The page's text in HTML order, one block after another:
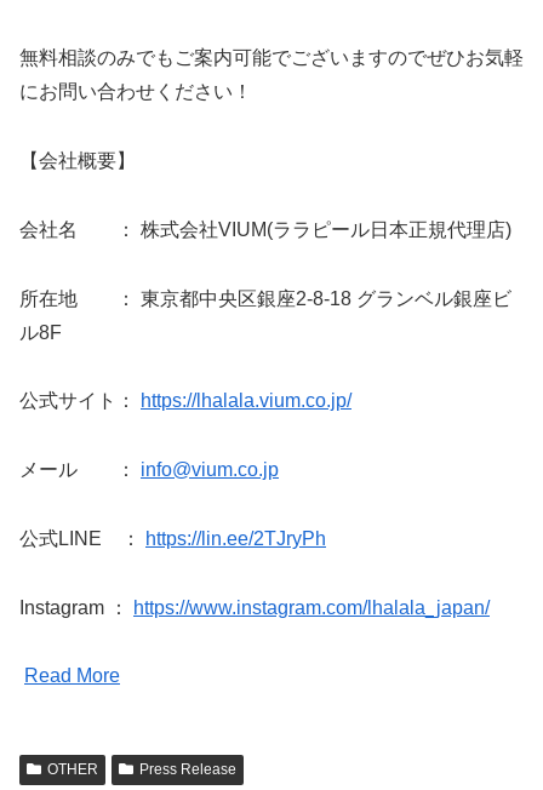
無料相談のみでもご案内可能でございますのでぜひお気軽
にお問い合わせください！
【会社概要】
会社名 ： 株式会社VIUM(ララピール日本正規代理店)
所在地 ： 東京都中央区銀座2-8-18 グランベル銀座ビ
ル8F
公式サイト： https://lhalala.vium.co.jp/
メール ： info@vium.co.jp
公式LINE ： https://lin.ee/2TJryPh
Instagram ： https://www.instagram.com/lhalala_japan/
Read More
OTHER Press Release